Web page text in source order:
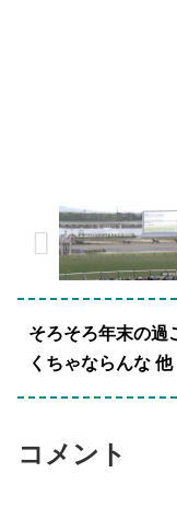
そろそろ年末の過
くちゃならんな 他
コメント